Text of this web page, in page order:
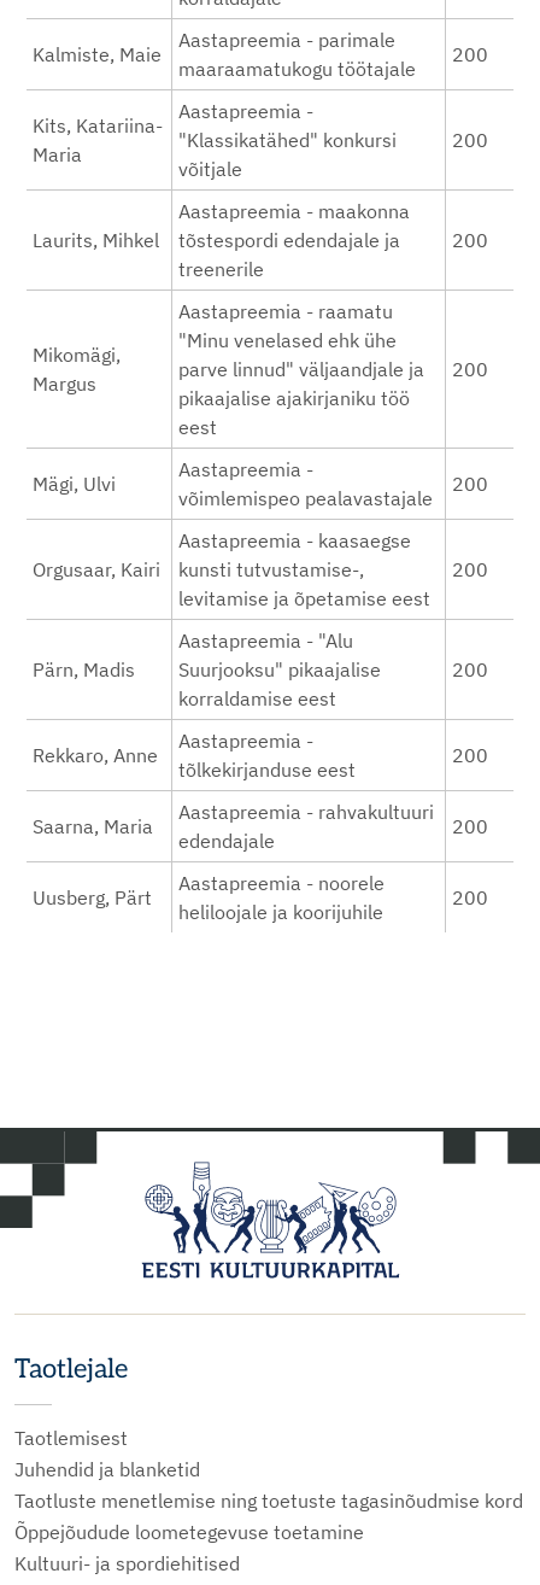
Kalmiste, Maie
Aastapreemia - parimale
maaraamatukogu töötajale
200
Kits, Katariina-
Maria
Aastapreemia -
"Klassikatähed" konkursi
võitjale
200
Laurits, Mihkel
Aastapreemia - maakonna
tõstespordi edendajale ja
treenerile
200
Mikomägi,
Margus
Aastapreemia - raamatu
"Minu venelased ehk ühe
parve linnud" väljaandjale ja
pikaajalise ajakirjaniku töö
eest
200
Mägi, Ulvi
Aastapreemia -
võimlemispeo pealavastajale
200
Orgusaar, Kairi
Aastapreemia - kaasaegse
kunsti tutvustamise-,
levitamise ja õpetamise eest
200
Pärn, Madis
Aastapreemia - "Alu
Suurjooksu" pikaajalise
korraldamise eest
200
Rekkaro, Anne
Aastapreemia -
tõlkekirjanduse eest
200
Saarna, Maria
Aastapreemia - rahvakultuuri
edendajale
200
Uusberg, Pärt
Aastapreemia - noorele
heliloojale ja koorijuhile
200
Taotlejale
Taotlemisest
Juhendid ja blanketid
Taotluste menetlemise ning toetuste tagasinõudmise kord
Õppejõudude loometegevuse toetamine
Kultuuri- ja spordiehitised